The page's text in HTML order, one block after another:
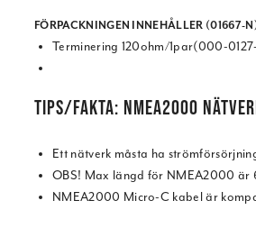
FÖRPACKNINGEN INNEHÅLLER (01667-
Terminering 120ohm/1par(000-
TIPS/FAKTA: NMEA2000
Ett nätverk måsta ha
OBS! Max längd för NMEA2000 är
NMEA2000 Micro-C kabel är